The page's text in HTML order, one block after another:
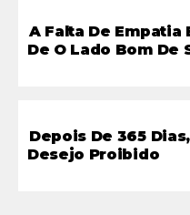
A Falta De Empatia
De O Lado Bom De
Depois De 365
Desejo Proibido